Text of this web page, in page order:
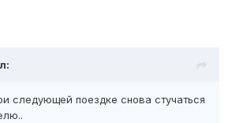
следующей поездке снова стучаться